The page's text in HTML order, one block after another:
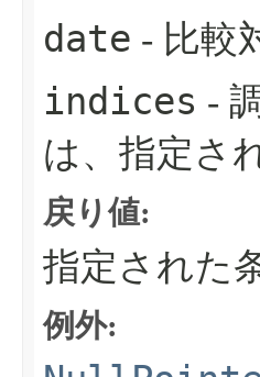
date - 比較
indices -
は、指定さ
戻り値:
指定された
例外: